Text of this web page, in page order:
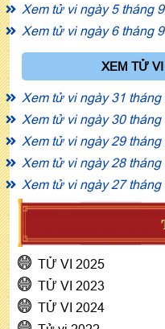
Xem tử vi ngày 5 tháng
Xem tử vi ngày 6 tháng
XEM TỬ
Xem tử vi ngày 31 tháng
Xem tử vi ngày 30 tháng
Xem tử vi ngày 29 tháng
Xem tử vi ngày 28 tháng
Xem tử vi ngày 27 tháng
TỬ VI 2025
TỬ VI 2023
TỬ VI 2024